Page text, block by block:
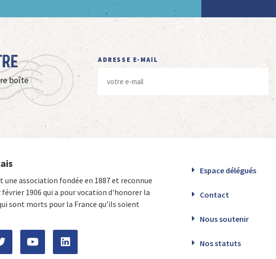
boîte
ADRESSE E-MAIL
une association fondée en 1887 et reconnue
1906 qui a pour vocation d'honorer la
sont morts pour la France qu’ils soient
Espace délégués
Contact
Nous soutenir
Nos statuts